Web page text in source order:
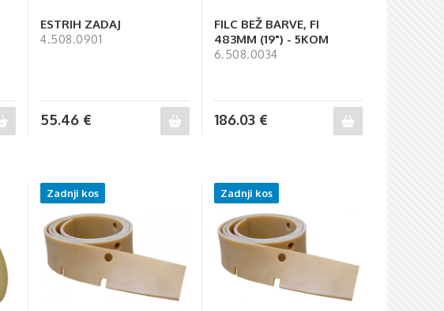
ESTRIH ZADAJ
4.508.0901
55.46 €
FILC BEŽ BARVE, FI
483MM (19") - 5KOM
6.508.0034
186.03 €
Zadnji kos Zadnji kos